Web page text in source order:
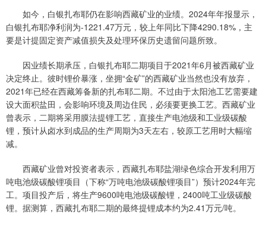
如今，白银扎布耶仍在影响西藏矿业的业绩。2024年年报显示，
白银扎布耶净利润为-1221.47万元，较上年同比下降4290.18%，主
要是计提固定资产减值损失及处理环保历史遗留问题所致。
因业绩长期承压，白银扎布耶二期项目于2021年6月被西藏矿业
决定终止。彼时锂价暴涨，坐拥“金矿”的西藏矿业当然也没有放弃，
2021年已经在西藏筹备新的扎布耶二期。不过由于太阳池工艺需要建
设大面积盐田，会影响环境及周边住民，必须要更换工艺。西藏矿业
曾表示，二期将采用膜法提锂工艺，直接生产电池级和工业级碳酸
锂，预计从卤水到成品的生产周期为3天左右，较原工艺用时大幅缩
减。
西藏矿业曾对投资者表示，西藏扎布耶盐湖绿色综合开发利用万
吨电池级碳酸锂项目（下称“万吨电池级碳酸锂项目”）预计2024年完
工。项目投产后，将生产9600吨电池级碳酸锂，2400吨工业级碳酸
锂。据测算，西藏扎布耶二期的最终提锂成本约为2.41万元/吨。